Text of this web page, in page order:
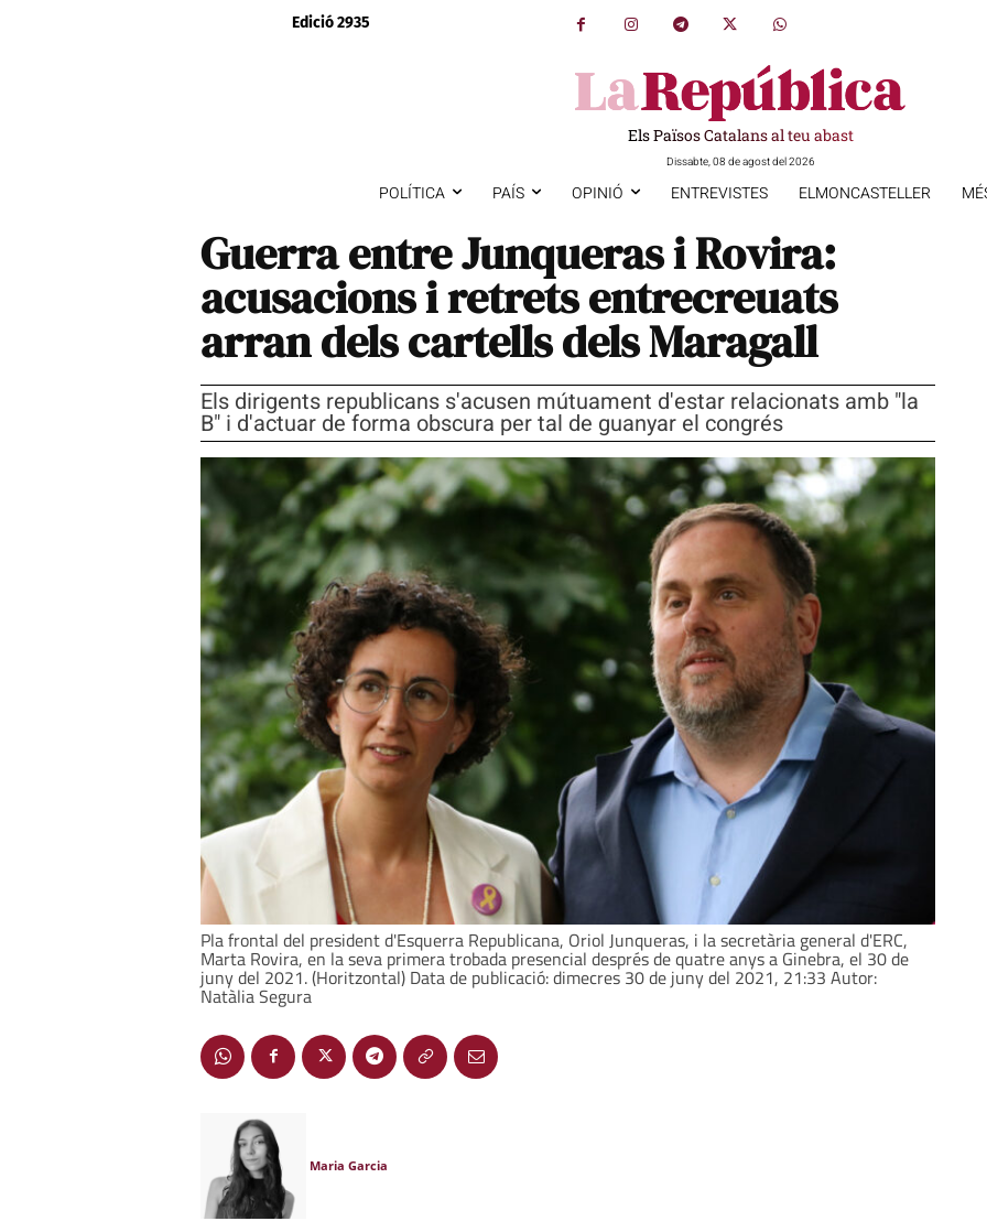
Edició 2935
Els Països Catalans al teu abast
Dissabte, 08 de agost del 2026
POLÍTICA PAÍS OPINIÓ ENTREVISTES ELMONCASTELLER
Guerra entre Junqueras i Rovira:
acusacions i retrets entrecreuats
arran dels cartells dels Maragall
Els dirigents republicans s'acusen mútuament d'estar relacionats amb "la
B" i d'actuar de forma obscura per tal de guanyar el congrés
Pla frontal del president d'Esquerra Republicana, Oriol Junqueras, i la secretària general d'ERC,
Marta Rovira, en la seva primera trobada presencial després de quatre anys a Ginebra, el 30 de
juny del 2021. (Horitzontal) Data de publicació: dimecres 30 de juny del 2021, 21:33 Autor:
Natàlia Segura
Maria Garcia